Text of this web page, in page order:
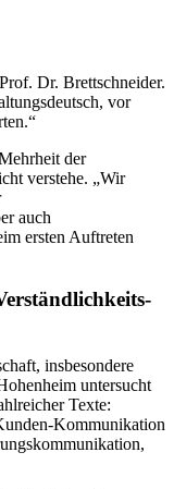
Dr. Brettschneider.
vor
der
verstehe. „Wir
auch
ersten Auftreten
insbesondere
untersucht
Texte:
Kommunikation